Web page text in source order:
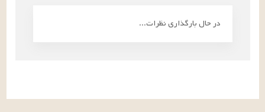
در حال بارگذاری نظرات...